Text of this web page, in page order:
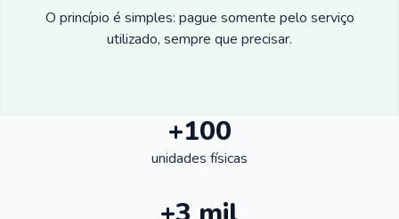
O princípio é simples: pague somente pelo serviço
utilizado, sempre que precisar.
+100
unidades físicas